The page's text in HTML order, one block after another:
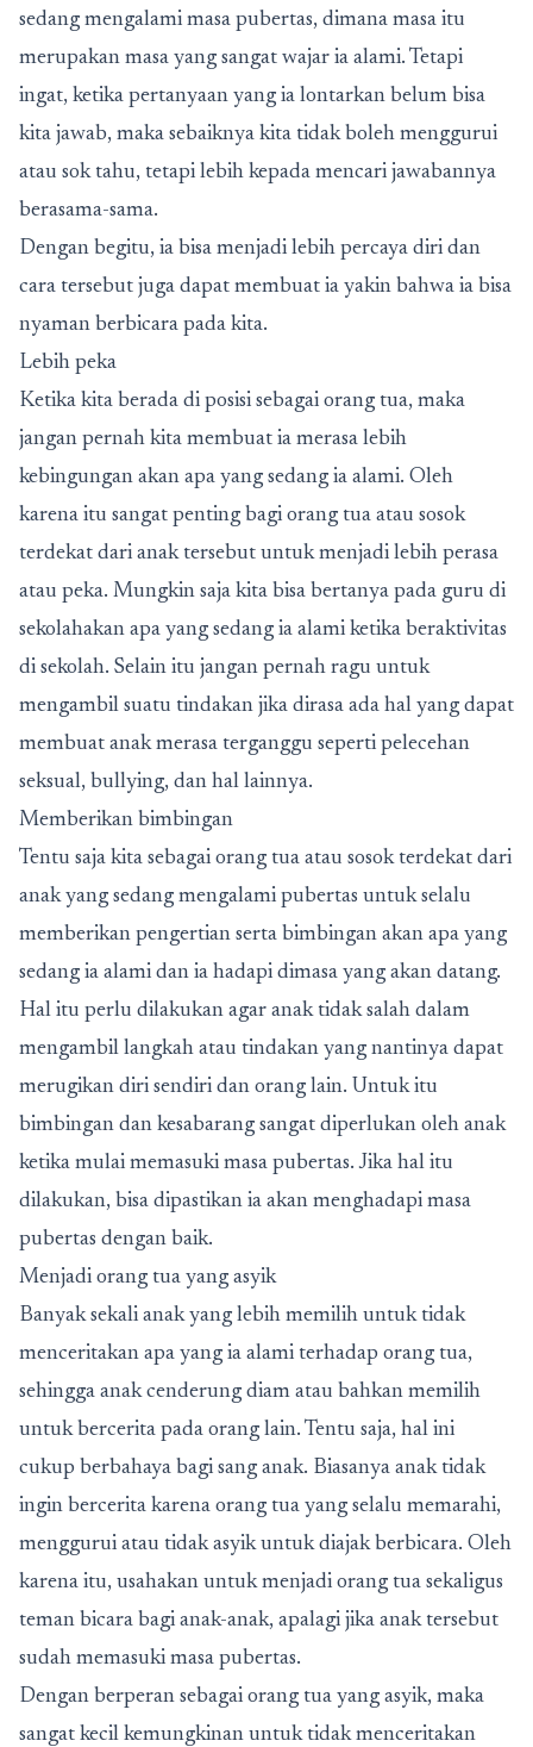
sedang mengalami masa pubertas, dimana masa itu
merupakan masa yang sangat wajar ia alami. Tetapi
ingat, ketika pertanyaan yang ia lontarkan belum bisa
kita jawab, maka sebaiknya kita tidak boleh menggurui
atau sok tahu, tetapi lebih kepada mencari jawabannya
berasama-sama.
Dengan begitu, ia bisa menjadi lebih percaya diri dan
cara tersebut juga dapat membuat ia yakin bahwa ia bisa
nyaman berbicara pada kita.
Lebih peka
Ketika kita berada di posisi sebagai orang tua, maka
jangan pernah kita membuat ia merasa lebih
kebingungan akan apa yang sedang ia alami. Oleh
karena itu sangat penting bagi orang tua atau sosok
terdekat dari anak tersebut untuk menjadi lebih perasa
atau peka. Mungkin saja kita bisa bertanya pada guru di
sekolahakan apa yang sedang ia alami ketika beraktivitas
di sekolah. Selain itu jangan pernah ragu untuk
mengambil suatu tindakan jika dirasa ada hal yang dapat
membuat anak merasa terganggu seperti pelecehan
seksual, bullying, dan hal lainnya.
Memberikan bimbingan
Tentu saja kita sebagai orang tua atau sosok terdekat dari
anak yang sedang mengalami pubertas untuk selalu
memberikan pengertian serta bimbingan akan apa yang
sedang ia alami dan ia hadapi dimasa yang akan datang.
Hal itu perlu dilakukan agar anak tidak salah dalam
mengambil langkah atau tindakan yang nantinya dapat
merugikan diri sendiri dan orang lain. Untuk itu
bimbingan dan kesabarang sangat diperlukan oleh anak
ketika mulai memasuki masa pubertas. Jika hal itu
dilakukan, bisa dipastikan ia akan menghadapi masa
pubertas dengan baik.
Menjadi orang tua yang asyik
Banyak sekali anak yang lebih memilih untuk tidak
menceritakan apa yang ia alami terhadap orang tua,
sehingga anak cenderung diam atau bahkan memilih
untuk bercerita pada orang lain. Tentu saja, hal ini
cukup berbahaya bagi sang anak. Biasanya anak tidak
ingin bercerita karena orang tua yang selalu memarahi,
menggurui atau tidak asyik untuk diajak berbicara. Oleh
karena itu, usahakan untuk menjadi orang tua sekaligus
teman bicara bagi anak-anak, apalagi jika anak tersebut
sudah memasuki masa pubertas.
Dengan berperan sebagai orang tua yang asyik, maka
sangat kecil kemungkinan untuk tidak menceritakan